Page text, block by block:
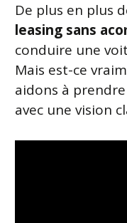
De plus en plus
leasing sans
conduire une
Mais est-ce
aidons à
avec une vision